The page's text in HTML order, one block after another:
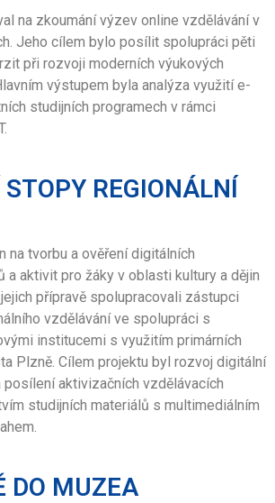
na zkoumání výzev online vzdělávání v
Jeho cílem bylo posílit spolupráci pěti
při rozvoji moderních výukových
výstupem byla analýza využití e-
studijních programech v rámci
REGIONÁLNÍ
na tvorbu a ověření digitálních
a aktivit pro žáky v oblasti kultury a dějin
přípravě spolupracovali zástupci
vzdělávání ve spolupráci s
institucemi s využitím primárních
Plzně. Cílem projektu byl rozvoj digitální
aktivizačních vzdělávacích
studijních materiálů s multimediálním
DO MUZEA